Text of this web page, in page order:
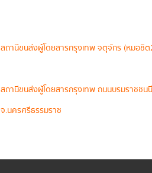
สถานีขนส่งผู้โดยสารกรุงเทพ จตุจักร (หมอชิต
สถานีขนส่งผู้โดยสารกรุงเทพ ถนนบรมราชชน
จ.นครศรีธรรมราช